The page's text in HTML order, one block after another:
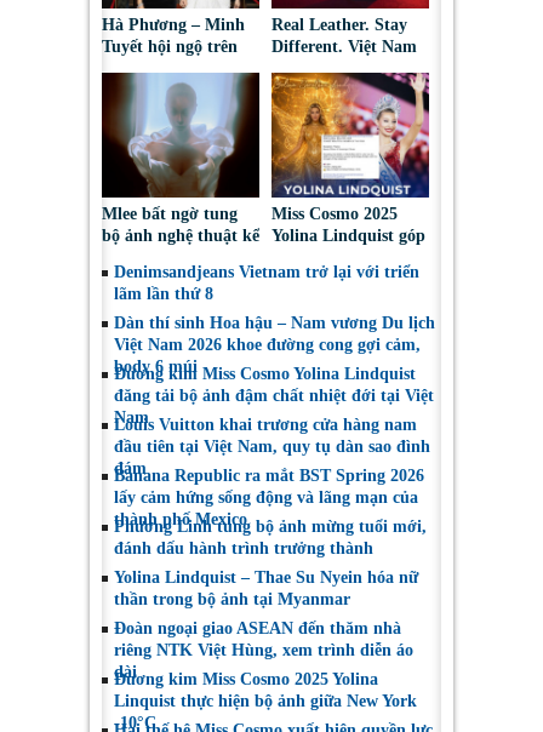
Hà Phương – Minh
Tuyết hội ngộ trên
thảm đỏ, kể câu
chuyện phía sau tạo
hình “nàng bướm”
Real Leather. Stay
Different. Việt Nam
2026: Tôn vinh sáng
tạo da thuộc và thời
trang bền vững
Mlee bất ngờ tung
bộ ảnh nghệ thuật kể
với bóng tối tâm hồn
Miss Cosmo 2025
Yolina Lindquist góp
Nhân Đẹp Nhất Năm
Denimsandjeans Vietnam trở lại với triển
lãm lần thứ 8
Dàn thí sinh Hoa hậu – Nam vương Du lịch
Việt Nam 2026 khoe đường cong gợi cảm,
body 6 múi
Đương kim Miss Cosmo Yolina Lindquist
đăng tải bộ ảnh đậm chất nhiệt đới tại Việt
Nam
Louis Vuitton khai trương cửa hàng nam
đầu tiên tại Việt Nam, quy tụ dàn sao đình
đám
Banana Republic ra mắt BST Spring 2026
lấy cảm hứng sống động và lãng mạn của
thành phố Mexico
Phương Linh tung bộ ảnh mừng tuổi mới,
đánh dấu hành trình trưởng thành
Yolina Lindquist – Thae Su Nyein hóa nữ
thần trong bộ ảnh tại Myanmar
Đoàn ngoại giao ASEAN đến thăm nhà
riêng NTK Việt Hùng, xem trình diễn áo
dài
Đương kim Miss Cosmo 2025 Yolina
Linquist thực hiện bộ ảnh giữa New York
-10°C